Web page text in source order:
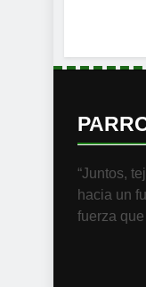
“Juntos,
hacia un
fuerza